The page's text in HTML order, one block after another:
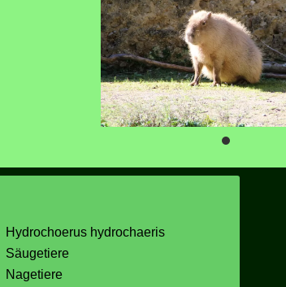
Hydrochoerus hydrochaeris
Säugetiere
Nagetiere